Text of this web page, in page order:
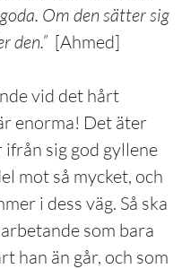
Om den sätter sig
den.” [Ahmed]
enorma! Det äter
ifrån sig god gyllene
mot så mycket, och
i dess väg. Så ska
som bara
han än går, och som